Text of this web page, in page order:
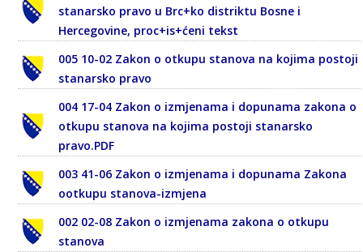
stanarsko pravo u Brc+ko distriktu Bosne i
Hercegovine, proc+is+ćeni tekst
005 10-02 Zakon o otkupu stanova na kojima postoji
stanarsko pravo
004 17-04 Zakon o izmjenama i dopunama zakona o
otkupu stanova na kojima postoji stanarsko
pravo.PDF
003 41-06 Zakon o izmjenama i dopunama Zakona
ootkupu stanova-izmjena
002 02-08 Zakon o izmjenama zakona o otkupu
stanova